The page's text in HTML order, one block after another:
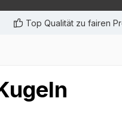
Top Qualität zu fairen